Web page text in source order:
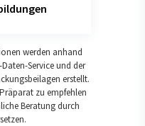
werden anhand
Service und der
erstellt.
zu empfehlen
Beratung durch